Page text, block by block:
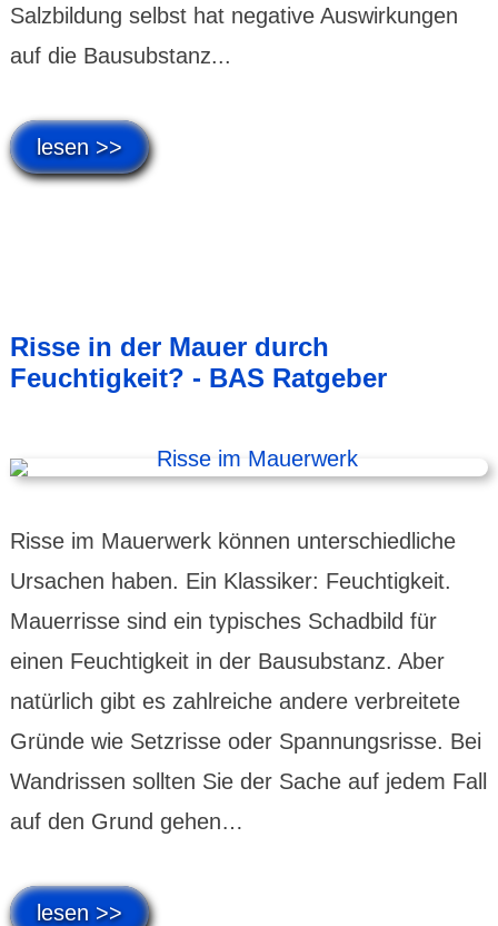
Salzbil­dung selbst hat negative Auswir­kungen
auf die Bausubstanz...
lesen >>
Risse in der Mauer durch
Feuchtigkeit? - BAS Ratgeber
Risse im Mauerwerk können unterschiedliche
Ursachen haben. Ein Klassiker: Feuchtigkeit.
Mauerrisse sind ein typisches Schadbild für
einen Feuchtigkeit in der Bausubstanz. Aber
natürlich gibt es zahlreiche andere verbreitete
Gründe wie Setzrisse oder Spannungsrisse. Bei
Wandrissen sollten Sie der Sache auf jedem Fall
auf den Grund gehen…
lesen >>